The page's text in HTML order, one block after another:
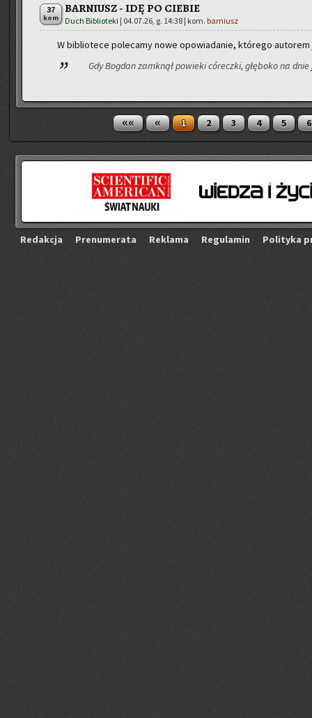
37
kom
BARNIUSZ - IDĘ PO CIEBIE
Duch Biblioteki | 04.07.26, g. 14:38 | kom. barniusz
W bi­blio­te­ce po­le­ca­my nowe opo­wia­da­nie, któ­re­go
Gdy Bog­dan za­mknął po­wie­ki có­recz­ki, głę­bo­ko na
«« « 1 2 3 4 5 6
Re­dak­cja Pre­nu­me­ra­ta Re­kla­ma Re­gu­la­min Po­li­ty­ka